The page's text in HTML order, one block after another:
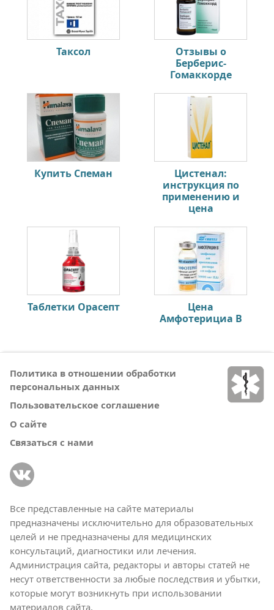
Таксол
Отзывы о
Берберис-
Гомаккорде
Купить Спеман
Цистенал:
инструкция по
применению и
цена
Таблетки Орасепт
Цена
Амфотерициа В
Политика в отношении обработки
персональных данных
Пользовательское соглашение
О сайте
Связаться с нами
Все представленные на сайте материалы
предназначены исключительно для образовательных
целей и не предназначены для медицинских
консультаций, диагностики или лечения.
Администрация сайта, редакторы и авторы статей не
несут ответственности за любые последствия и убытки,
которые могут возникнуть при использовании
материалов сайта.